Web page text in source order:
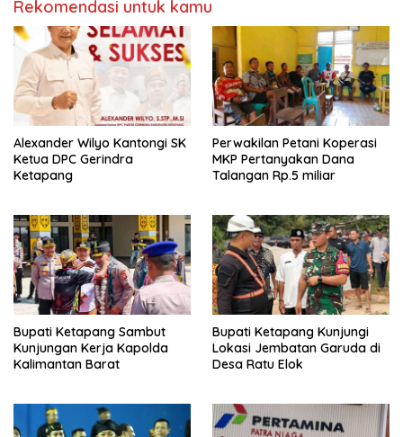
Rekomendasi untuk kamu
Alexander Wilyo Kantongi SK
Ketua DPC Gerindra
Ketapang
Perwakilan Petani Koperasi
MKP Pertanyakan Dana
Talangan Rp.5 miliar
Bupati Ketapang Sambut
Kunjungan Kerja Kapolda
Kalimantan Barat
Bupati Ketapang Kunjungi
Lokasi Jembatan Garuda di
Desa Ratu Elok